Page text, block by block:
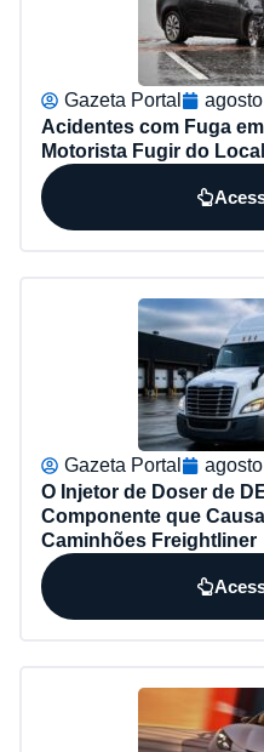
Gazeta Portal
Acidentes com Fuga
Motorista Fugir do
Gazeta Portal
O Injetor de Doser de
Componente que
Caminhões Freightliner